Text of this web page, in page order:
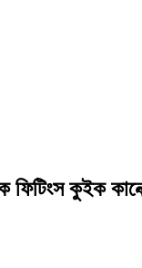
ফিটিংস কুইক